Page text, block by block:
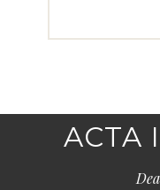
ACTA